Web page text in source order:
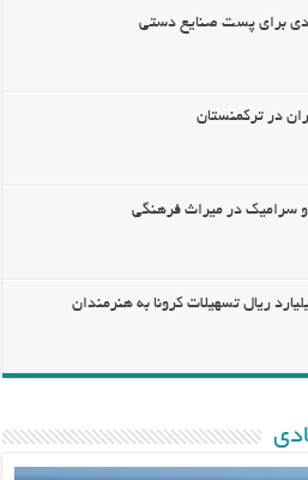
در ترکمنستان
و سرامیک در میراث فرهنگی
۶۷۰ میلیارد ریال تسهیلات کرونا به هنرمندان